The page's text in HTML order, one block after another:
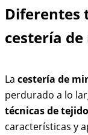
Diferentes
cestería
La cestería de
perdurado a lo
técnicas de tejido
características y